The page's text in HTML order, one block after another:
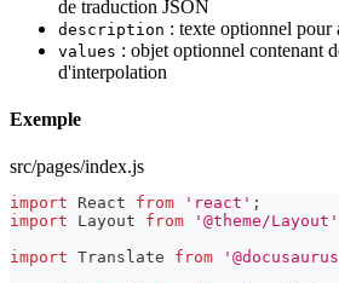
de traduction JSON
description : texte optionnel pour
values : objet optionnel contenant
d'interpolation
Exemple
src/pages/index.js
import React from 'react' ;
import
Layout from '@theme/Layout'
import Translate from